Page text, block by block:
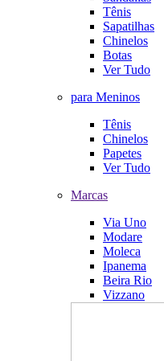
Tênis
Sapatilhas
Chinelos
Botas
Ver Tudo
para Meninos
Tênis
Chinelos
Papetes
Ver Tudo
Marcas
Via Uno
Modare
Moleca
Ipanema
Beira Rio
Vizzano